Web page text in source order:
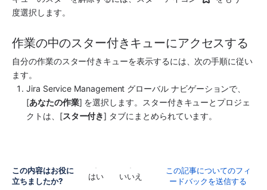
度選択します。
作業の中のスター付きキューにアクセスする
自分の作業のスター付きキューを表示するには、次の手順に従い
ます。
Jira Service Management グローバル ナビゲーションで、
[あなたの作業] を選択します。スター付きキューとプロジェ
クトは、[スター付き] タブにまとめられています。
この内容はお役に
立ちましたか?
はい いいえ
この記事についてのフィ
ードバックを送信する